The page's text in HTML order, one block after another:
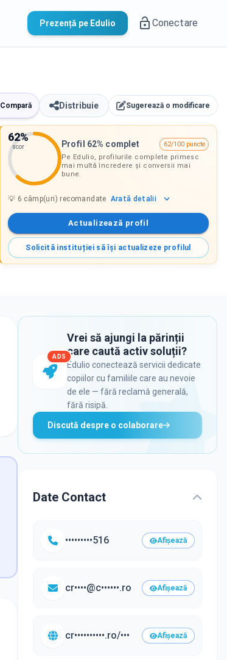
Prezență pe Edulio Conectare
Compară Distribuie Sugerează o modificare
62%
scor Profil 62% complet
62/100 puncte
Pe Edulio, profilurile complete primesc
mai multă încredere și conversii mai
bune.
💡 6 câmp(uri) recomandate Arată detalii
Actualizează profil
Solicită instituției să își actualizeze profilul
ADS
Vrei să ajungi la părinții
care caută activ soluții?
Edulio conectează servicii dedicate
copiilor cu familiile care au nevoie
de ele — fără reclamă generală,
fără risipă.
Discută despre o colaborare
Date Contact
•••••••••516 Afișează
cr••••@c••••••.ro Afișează
cr••••••••••.ro/••• Afișează